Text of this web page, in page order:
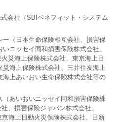
会社（SBIベネフィット・システム
ー（日本生命保険相互会社、損害保
ニッセイ同和損害保険株式会社、
災海上保険株式会社、東京海上日
海上保険株式会社、三井住友海上
海上あいおい生命保険株式会社等の
（あいおいニッセイ同和損害保険株
、損害保険ジャパン株式会社、
海上日動火災保険株式会社、日新